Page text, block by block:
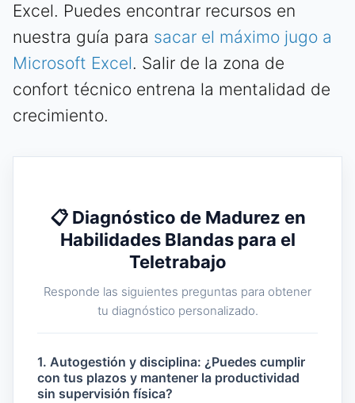
Excel. Puedes encontrar recursos en
nuestra guía para sacar el máximo jugo a
Microsoft Excel. Salir de la zona de
confort técnico entrena la mentalidad de
crecimiento.
📋 Diagnóstico de Madurez en
Habilidades Blandas para el
Teletrabajo
Responde las siguientes preguntas para obtener
tu diagnóstico personalizado.
1. Autogestión y disciplina: ¿Puedes cumplir
con tus plazos y mantener la productividad
sin supervisión física?